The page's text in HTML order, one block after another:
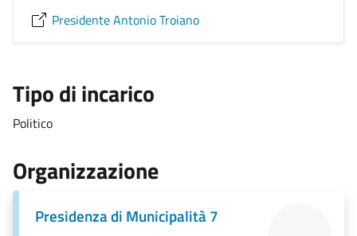
Presidente Antonio Troiano
Tipo di incarico
Politico
Organizzazione
Presidenza di Municipalità 7